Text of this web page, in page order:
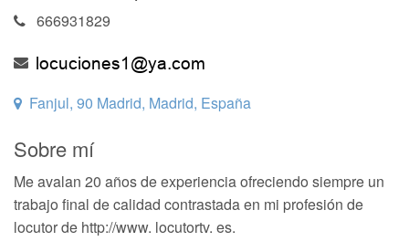
666931829
Fanjul, 90 Madrid, Madrid, España
Sobre mí
Me avalan 20 años de experiencia ofreciendo siempre un
trabajo final de calidad contrastada en mi profesión de
locutor de http://www. locutortv. es.